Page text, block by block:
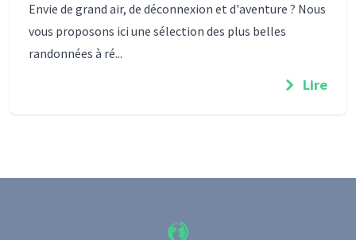
Envie de grand air, de déconnexion et d'aventure ? Nous
vous proposons ici une sélection des plus belles
randonnées à ré...
Lire